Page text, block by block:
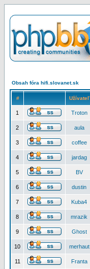
Obsah fóra hifi.slovanet.sk
# Užívateľ
1 Troton
2 aula
3 coffee
4 jardag
5 BV
6 dustin
7 Kuba4
8 mrazik
9 Ghost
10 merhaut
11 Franta